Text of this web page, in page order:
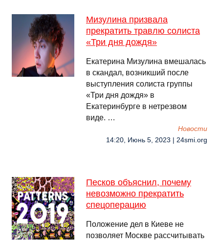
Мизулина призвала
прекратить травлю солиста
«Три дня дождя»
Екатерина Мизулина вмешалась
в скандал, возникший после
выступления солиста группы
«Три дня дождя» в
Екатеринбурге в нетрезвом
виде. …
Новости
14:20, Июнь 5, 2023 | 24smi.org
Песков объяснил, почему
невозможно прекратить
спецоперацию
Положение дел в Киеве не
позволяет Москве рассчитывать